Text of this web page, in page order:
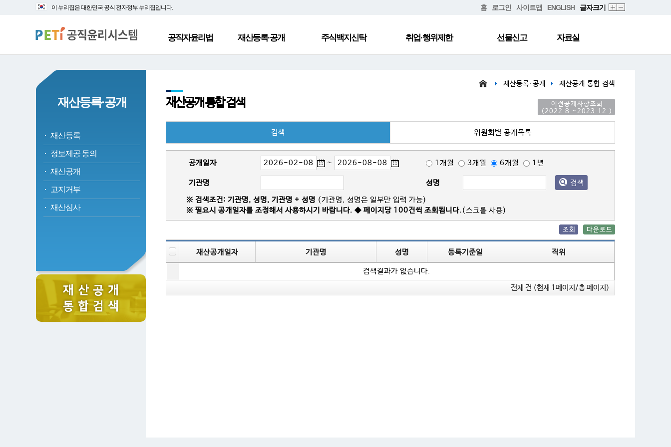
대
바
로
본
로
가
이 누리집은 대한민국 공식 전자정부 누리집입니다. 홈 로그인 사이트맵 ENGLISH 글자크기
공직자윤리법 재산등록·공개 주식백지신탁 취업·행위제한 선물신고 자료실
재산등록·공개
재산등록
정보제공 동의
재산공개
고지거부
재산심사
재 산 공 개
통 합 검 색
재산등록·공개 재산공개 통합 검색
재산공개 통합 검색
이전공개사항조회
(2022.8.~2023.12.)
검색 위원회별 공개목록
공개일자 ~ 1개월 3개월 6개월 1년
기관명 성명 검색
※ 검색조건: 기관명, 성명, 기관명 + 성명 (기관명, 성명은 일부만 입력 가능)
※ 필요시 공개일자를 조정해서 사용하시기 바랍니다. ◆ 페이지당 100건씩 조회됩니다.(스크롤 사용)
다운로드
조회
재산공개일자 기관명 성명 등록기준일 직위
검색결과가 없습니다.
전체 건 (현재 1페이지/총 페이지)